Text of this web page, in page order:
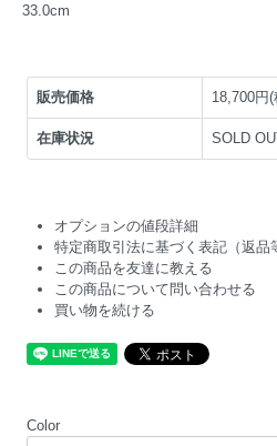
33.0cm
販売価格 18,700円
在庫状況 SOLD
オプションの値段詳細
特定商取引法に基づく表記（返品
この商品を友達に教える
この商品について問い合わせる
買い物を続ける
Color